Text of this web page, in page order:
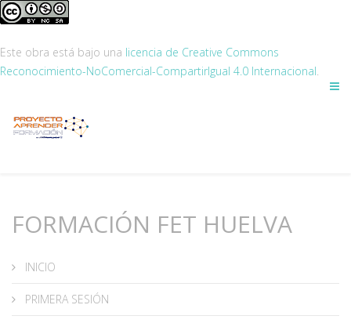
Este obra está bajo una licencia de Creative Commons
Reconocimiento-NoComercial-CompartirIgual 4.0 Internacional.
FORMACIÓN FET HUELVA
INICIO
PRIMERA SESIÓN